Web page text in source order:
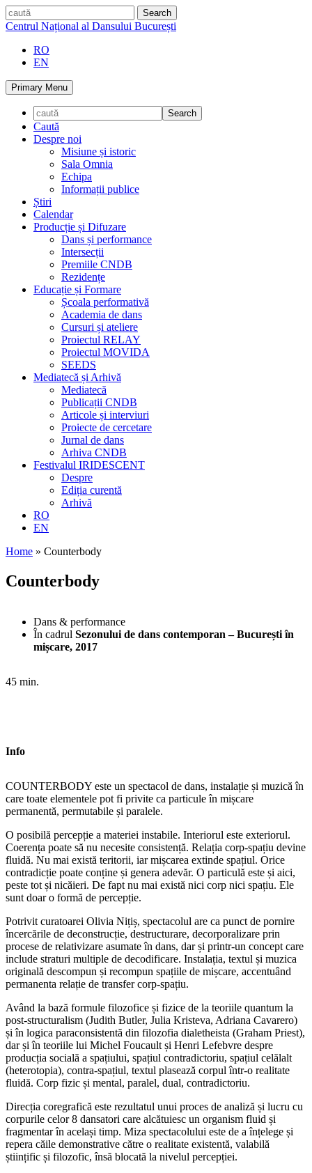
Skip
to
caută
Centrul Național al Dansului București
RO
EN
Primary Menu
Caută
Despre noi
Misiune și istoric
Sala Omnia
Echipa
Informații publice
Știri
Calendar
Producție și Difuzare
Dans și performance
Intersecții
Premiile CNDB
Rezidențe
Educație și Formare
Școala performativă
Academia de dans
Cursuri și ateliere
Proiectul RELAY
Proiectul MOVIDA
SEEDS
Mediatecă și Arhivă
Mediatecă
Publicații CNDB
Articole și interviuri
Proiecte de cercetare
Jurnal de dans
Arhiva CNDB
Festivalul IRIDESCENT
Despre
Ediția curentă
Arhivă
RO
EN
Home » Counterbody
Counterbody
Dans & performance
În cadrul Sezonului de dans contemporan – București în
mișcare, 2017
45 min.
Info
COUNTERBODY este un spectacol de dans, instalație și muzică în
care toate elementele pot fi privite ca particule în mișcare
permanentă, permutabile și paralele.
O posibilă percepție a materiei instabile. Interiorul este exteriorul.
Coerența poate să nu necesite consistență. Relația corp-spațiu devine
fluidă. Nu mai există teritorii, iar mișcarea extinde spațiul. Orice
contradicție poate conține și genera adevăr. O particulă este și aici,
peste tot și nicăieri. De fapt nu mai există nici corp nici spațiu. Ele
sunt doar o formă de percepție.
Potrivit curatoarei Olivia Nițiș, spectacolul are ca punct de pornire
încercările de deconstrucție, destructurare, decorporalizare prin
procese de relativizare asumate în dans, dar și printr-un concept care
include straturi multiple de decodificare. Instalația, textul și muzica
originală descompun și recompun spațiile de mișcare, accentuând
permanenta relație de transfer corp-spațiu.
Având la bază formule filozofice și fizice de la teoriile quantum la
post-structuralism (Judith Butler, Julia Kristeva, Adriana Cavarero)
și în logica paraconsistentă din filozofia dialetheista (Graham Priest),
dar și în teoriile lui Michel Foucault și Henri Lefebvre despre
producția socială a spațiului, spațiul contradictoriu, spațiul celălalt
(heterotopia), contra-spațiul, textul plasează corpul într-o realitate
fluidă. Corp fizic și mental, paralel, dual, contradictoriu.
Direcția coregrafică este rezultatul unui proces de analiză și lucru cu
corpurile celor 8 dansatori care alcătuiesc un organism fluid și
fragmentar în același timp. Miza spectacolului este de a înțelege și
repera căile demonstrative către o realitate existentă, valabilă
științific și filozofic, însă blocată la nivelul percepției.